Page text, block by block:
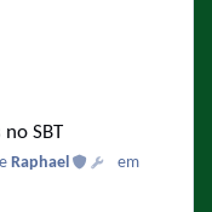
SBT
Raphael
em